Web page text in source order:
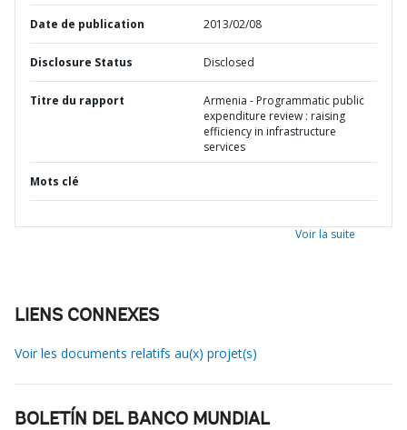
Date de publication 2013/02/08
Disclosure Status Disclosed
Titre du rapport
Armenia - Programmatic public
expenditure review : raising
efficiency in infrastructure
services
Mots clé
Voir la suite
LIENS CONNEXES
Voir les documents relatifs au(x) projet(s)
BOLETÍN DEL BANCO MUNDIAL